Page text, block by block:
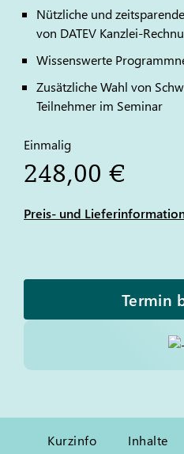
Nützliche und
von DATEV Kanzlei-
Wissenswerte
Zusätzliche Wahl von
Teilnehmer im Seminar
Einmalig
248,00 €
Preis- und
Termin
Kurzinfo Inhalte